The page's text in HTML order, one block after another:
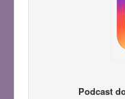
Podcast